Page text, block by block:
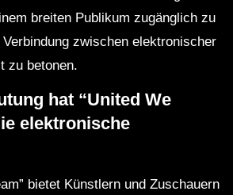
breiten Publikum zugänglich zu
zwischen elektronischer
zu betonen.
hat “United We
elektronische
bietet Künstlern und Zuschauern